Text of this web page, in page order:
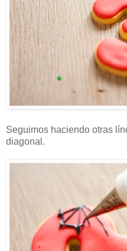
Seguimos haciendo otras
diagonal.